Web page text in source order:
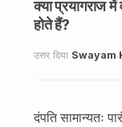
क्या प्रयागराज
होते हैं?
उत्तर दिया Swayam
दंपति सामान्यतः